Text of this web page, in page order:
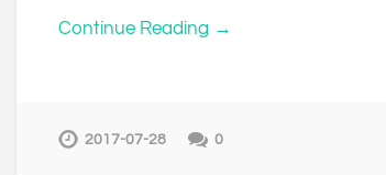
Continue Reading →
2017-07-28 0